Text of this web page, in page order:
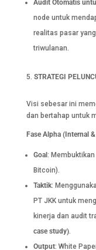
Audit Otomatis
node untuk
realitas pasar
triwulanan.
STRATEGI
Visi sebesar ini
dan bertahap untuk
Fase Alpha (Internal
Goal:
Bitcoin).
Taktik:
PT JKK untuk
kinerja dan audit
case study).
Output: White